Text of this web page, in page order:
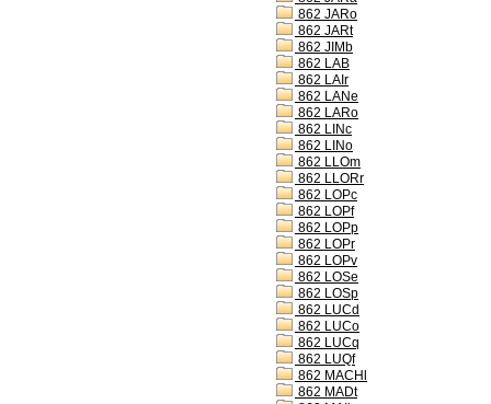
862 JARo
862 JARt
862 JIMb
862 LAB
862 LAIr
862 LANe
862 LARo
862 LINc
862 LINo
862 LLOm
862 LLORr
862 LOPc
862 LOPf
862 LOPp
862 LOPr
862 LOPv
862 LOSe
862 LOSp
862 LUCd
862 LUCo
862 LUCq
862 LUQf
862 MACHl
862 MADt